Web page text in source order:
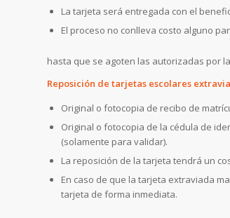
La tarjeta será entregada con el
El proceso no conlleva costo alguno
hasta que se agoten las autorizadas por
Reposición de tarjetas escolares
Original o fotocopia de recibo de
Original o fotocopia de la cédula de
(solamente para validar).
La reposición de la tarjeta tendrá un
En caso de que la tarjeta extraviada
tarjeta de forma inmediata.